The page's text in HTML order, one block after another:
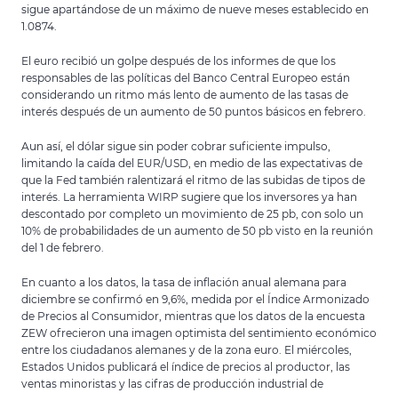
sigue apartándose de un máximo de nueve meses establecido en
1.0874.
El euro recibió un golpe después de los informes de que los
responsables de las políticas del Banco Central Europeo están
considerando un ritmo más lento de aumento de las tasas de
interés después de un aumento de 50 puntos básicos en febrero.
Aun así, el dólar sigue sin poder cobrar suficiente impulso,
limitando la caída del EUR/USD, en medio de las expectativas de
que la Fed también ralentizará el ritmo de las subidas de tipos de
interés. La herramienta WIRP sugiere que los inversores ya han
descontado por completo un movimiento de 25 pb, con solo un
10% de probabilidades de un aumento de 50 pb visto en la reunión
del 1 de febrero.
En cuanto a los datos, la tasa de inflación anual alemana para
diciembre se confirmó en 9,6%, medida por el Índice Armonizado
de Precios al Consumidor, mientras que los datos de la encuesta
ZEW ofrecieron una imagen optimista del sentimiento económico
entre los ciudadanos alemanes y de la zona euro. El miércoles,
Estados Unidos publicará el índice de precios al productor, las
ventas minoristas y las cifras de producción industrial de